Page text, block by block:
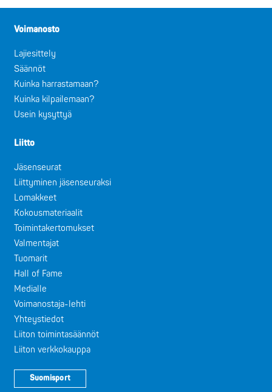
Voimanosto
Lajiesittely
Säännöt
Kuinka harrastamaan?
Kuinka kilpailemaan?
Usein kysyttyä
Liitto
Jäsenseurat
Liittyminen jäsenseuraksi
Lomakkeet
Kokousmateriaalit
Toimintakertomukset
Valmentajat
Tuomarit
Hall of Fame
Medialle
Voimanostaja-lehti
Yhteystiedot
Liiton toimintasäännöt
Liiton verkkokauppa
Suomisport